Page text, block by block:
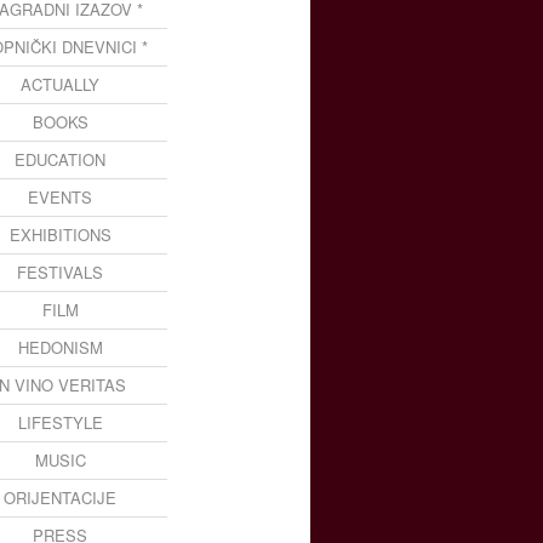
IZAZOV *
DNEVNICI *
ACTUALLY
BOOKS
EDUCATION
EVENTS
EXHIBITIONS
FESTIVALS
FILM
HEDONISM
VINO VERITAS
LIFESTYLE
MUSIC
ORIJENTACIJE
PRESS